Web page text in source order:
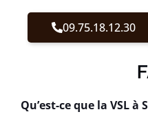
09.75.18.12.30
Qu’est-ce que la VSL à